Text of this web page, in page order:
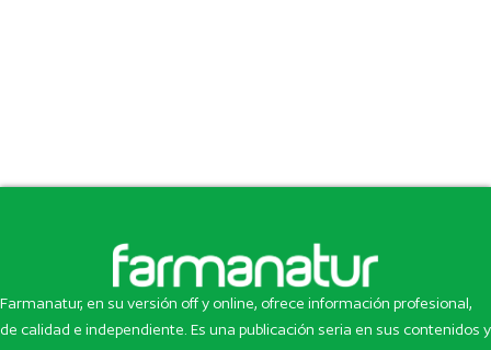
Farmanatur, en su versión off y online, ofrece información profesional,
de calidad e independiente. Es una publicación seria en sus contenidos y